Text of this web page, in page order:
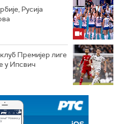
Русија
Премијер лиге
у Ипсвич